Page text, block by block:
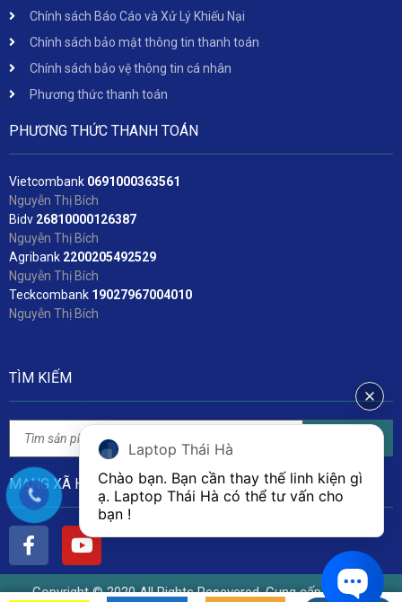
Chính sách Báo Cáo và Xử Lý Khiếu Nại
Chính sách bảo mật thông tin thanh toán
Chính sách bảo vệ thông tin cá nhân
Phương thức thanh toán
PHƯƠNG THỨC THANH TOÁN
Vietcombank 0691000363561
Nguyễn Thị Bích
Bidv 26810000126387
Nguyễn Thị Bích
Agribank 2200205492529
Nguyễn Thị Bích
Teckcombank 19027967004010
Nguyễn Thị Bích
TÌM KIẾM
MẠNG XÃ HỘI
Copyright © 2020 All Rights Resevered. Cung cấp bởi Linh
Laptop Thái Hà
Chào bạn. Bạn cần thay thế linh kiện gì
ạ. Laptop Thái Hà có thể tư vấn cho
bạn !